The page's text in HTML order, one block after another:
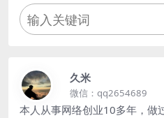
久米
微信：qq2654689
本人从事网络创业10多年，做